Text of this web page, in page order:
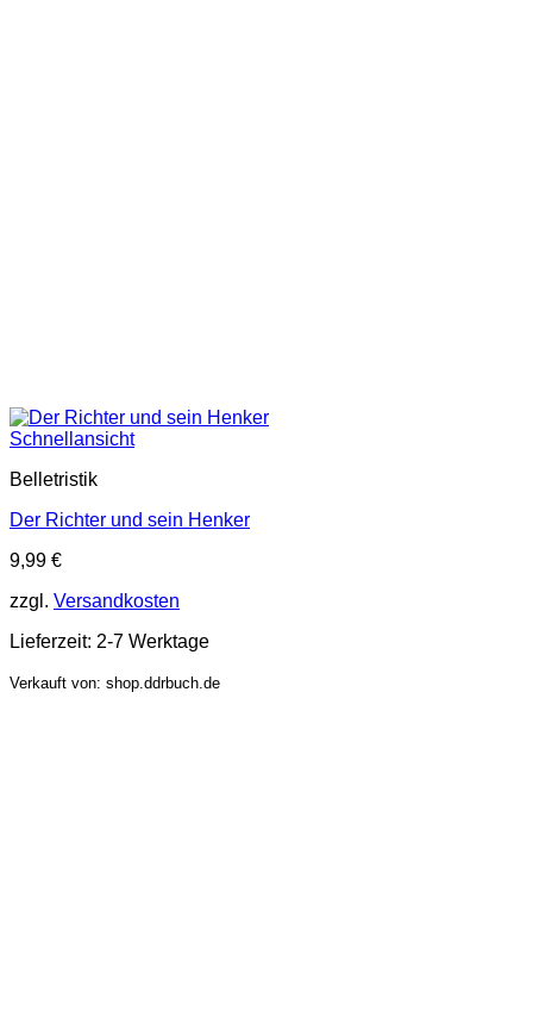
Schnellansicht
Belletristik
Der Richter und sein Henker
9,99 €
zzgl. Versandkosten
Lieferzeit: 2-7 Werktage
Verkauft von: shop.ddrbuch.de